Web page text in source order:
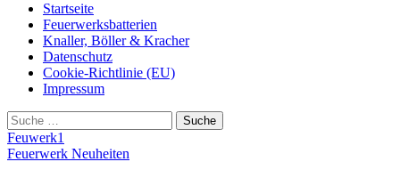
Startseite
Feuerwerksbatterien
Knaller, Böller & Kracher
Datenschutz
Cookie-Richtlinie (EU)
Impressum
Suche
nach:
Feuwerk1
Feuerwerk Neuheiten